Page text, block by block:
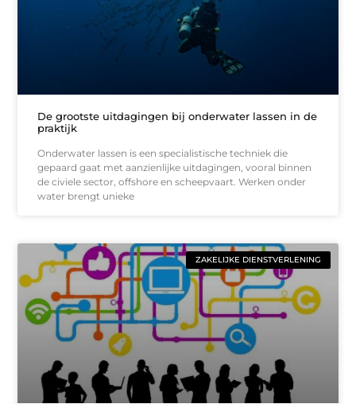
De grootste uitdagingen bij onderwater lassen in de
praktijk
Onderwater lassen is een specialistische techniek die
gepaard gaat met aanzienlijke uitdagingen, vooral binnen
de civiele sector, offshore en scheepvaart. Werken onder
water brengt unieke
ZAKELIJKE DIENSTVERLENING